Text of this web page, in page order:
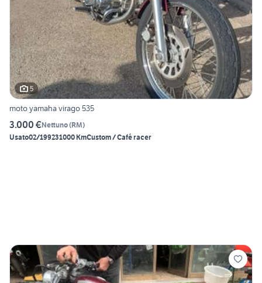
5
moto yamaha virago 535
3.000 €Nettuno(RM)
Usato02/199231000 KmCustom / Café racer